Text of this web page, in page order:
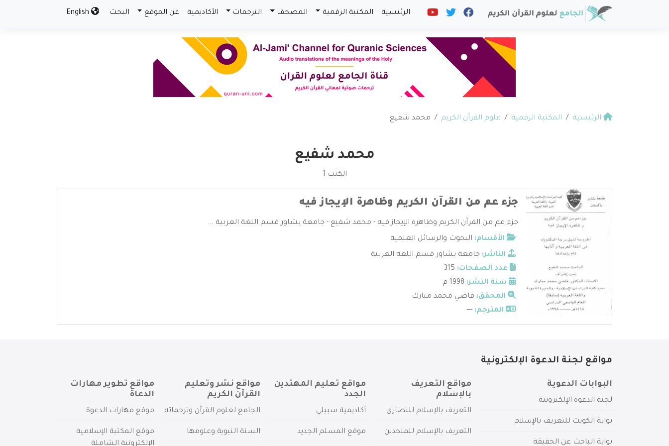
الرئيسية المكتبة الرقمية المصحف الترجمات الأكاديمية عن الموقع البحث
الرئيسية المكتبة الرقمية علوم القرآن الكريم محمد شفيع
محمد شفيع
الكتب 1
جزء عم من القرآن الكريم وظاهرة الإيجاز فيه
جزء عم من القرآن الكريم وظاهرة الإيجاز فيه - محمد شفيع - جامعة بشاور قسم اللغة العربية ...
الأقسام: البحوث والرسائل العلمية
الناشر: جامعة بشاور قسم اللغة العربية
عدد الصفحات:
سنة النشر:
المحقق: قاضي محمد مبارك
المترجم: ---
مواقع لجنة الدعوة الإلكترونية
البوابات الدعوية
لجنة الدعوة الإلكترونية
بوابة الكويت للتعريف بالإسلام
بوابة الباحث عن الحقيقة
مواقع التعريف
بالإسلام
التعريف بالإسلام للنصارى
التعريف بالإسلام للملحدين
مواقع تعليم المهتدين
الجدد
أكاديمية سبيلي
موقع المسلم الجديد
مواقع نشر وتعليم
القرآن الكريم
الجامع لعلوم القرآن وترجماته
السنة النبوية وعلومها
مواقع تطوير مهارات
الدعاة
موقع مهارات الدعوة
موقع المكتبة الإسلامية
الإلكترونية الشاملة